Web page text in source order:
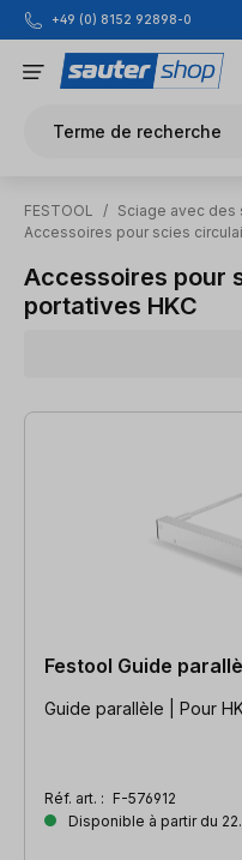
Passer au contenu
+49 (0) 8152 92898-0
Terme de recherche
FESTOOL / Sciage avec des
Accessoires pour scies
Accessoires pour
portatives HKC
8 articles trouvés
Festool Guide
Guide parallèle | Pour
Réf. art. : F-576912
Disponible à partir du